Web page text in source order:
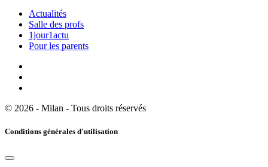
Actualités
Salle des profs
1jour1actu
Pour les parents
© 2026 - Milan - Tous droits réservés
Conditions générales d'utilisation